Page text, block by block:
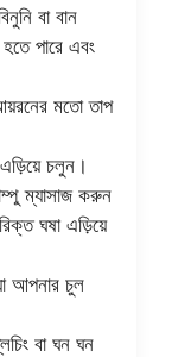
বা বান
পারে এবং
মতো তাপ
এড়িয়ে চলুন।
ম্যাসাজ করুন
ঘষা এড়িয়ে
আপনার চুল
বা ঘন ঘন